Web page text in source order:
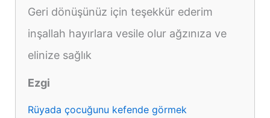
Geri dönüşünüz için teşekkür ederim
inşallah hayırlara vesile olur ağzınıza ve
elinize sağlık
Ezgi
Rüyada çocuğunu kefende görmek